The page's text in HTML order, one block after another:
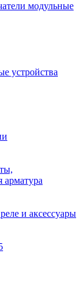
модульные
устройства
арматура
и аксессуары